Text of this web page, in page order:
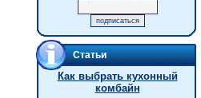
Статьи
Как выбрать кухонный
комбайн